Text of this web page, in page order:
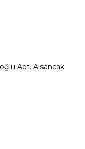
Apt. Alsancak-